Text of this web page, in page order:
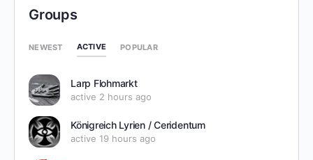
Groups
NEWEST ACTIVE POPULAR
Larp Flohmarkt
active 2 hours ago
Königreich Lyrien / Ceridentum
active 19 hours ago